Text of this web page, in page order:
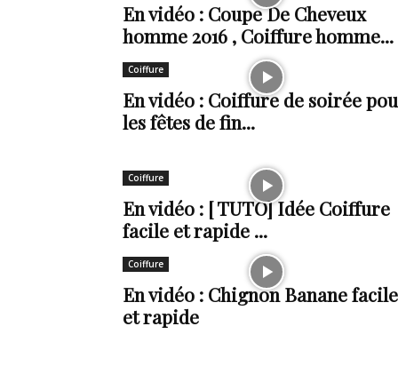
de
vie
Numéro
un
En vidéo : Coupe De Cheveux
homme 2016 , Coiffure homme...
Coiffure
En vidéo : Coiffure de soirée
les fêtes de fin...
Coiffure
En vidéo : [ TUTO] Idée Coiffure
facile et rapide ...
Coiffure
En vidéo : Chignon Banane facile
et rapide